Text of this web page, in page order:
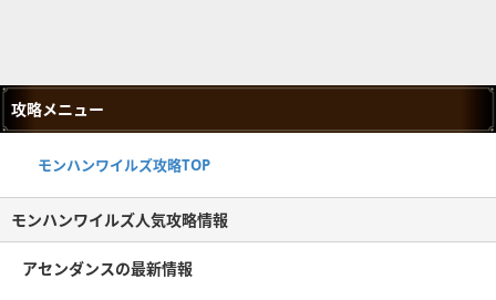
攻略メニュー
モンハンワイルズ攻略TOP
モンハンワイルズ人気攻略情報
アセンダンスの最新情報